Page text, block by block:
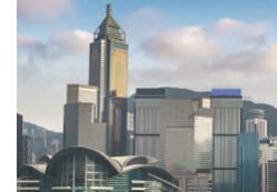
免費開戶轉介服務
私人貸款
優惠禮遇